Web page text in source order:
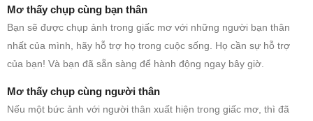
Mơ thấy chụp cùng bạn thân
Bạn sẽ được chụp ảnh trong giấc mơ với những người bạn thân
nhất của mình, hãy hỗ trợ họ trong cuộc sống. Họ cần sự hỗ trợ
của bạn! Và bạn đã sẵn sàng để hành động ngay bây giờ.
Mơ thấy chụp cùng người thân
Nếu một bức ảnh với người thân xuất hiện trong giấc mơ, thì đã